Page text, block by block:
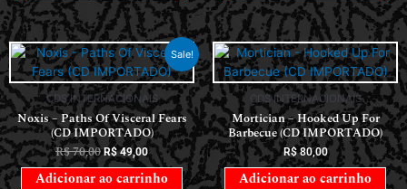
Sale!
CDS INTERNACIONAIS
Noxis – Paths Of Visceral Fears
(CD IMPORTADO)
R$70,00 R$49,00
Adicionar ao carrinho
CDS INTERNACIONAIS
Mortician – Hooked Up For
Barbecue (CD IMPORTADO)
R$80,00
Adicionar ao carrinho